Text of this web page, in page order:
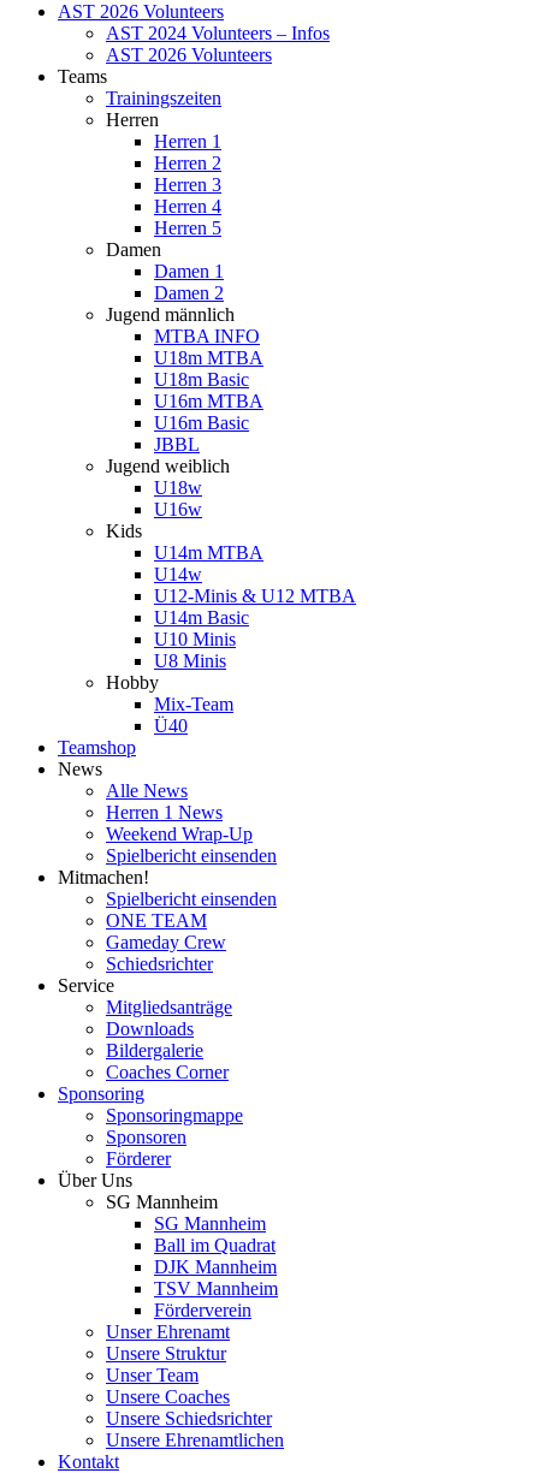
AST 2026 Volunteers
AST 2024 Volunteers – Infos
AST 2026 Volunteers
Teams
Trainingszeiten
Herren
Herren 1
Herren 2
Herren 3
Herren 4
Herren 5
Damen
Damen 1
Damen 2
Jugend männlich
MTBA INFO
U18m MTBA
U18m Basic
U16m MTBA
U16m Basic
JBBL
Jugend weiblich
U18w
U16w
Kids
U14m MTBA
U14w
U12-Minis & U12 MTBA
U14m Basic
U10 Minis
U8 Minis
Hobby
Mix-Team
Ü40
Teamshop
News
Alle News
Herren 1 News
Weekend Wrap-Up
Spielbericht einsenden
Mitmachen!
Spielbericht einsenden
ONE TEAM
Gameday Crew
Schiedsrichter
Service
Mitgliedsanträge
Downloads
Bildergalerie
Coaches Corner
Sponsoring
Sponsoringmappe
Sponsoren
Förderer
Über Uns
SG Mannheim
SG Mannheim
Ball im Quadrat
DJK Mannheim
TSV Mannheim
Förderverein
Unser Ehrenamt
Unsere Struktur
Unser Team
Unsere Coaches
Unsere Schiedsrichter
Unsere Ehrenamtlichen
Kontakt